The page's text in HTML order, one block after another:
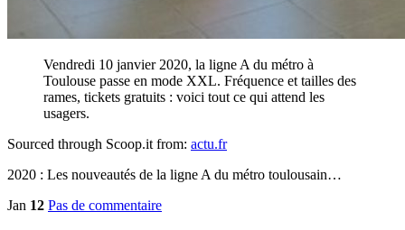
Vendredi 10 janvier 2020, la ligne A du métro à
Toulouse passe en mode XXL. Fréquence et tailles des
rames, tickets gratuits : voici tout ce qui attend les
usagers.
Sourced through Scoop.it from: actu.fr
2020 : Les nouveautés de la ligne A du métro toulousain…
Jan 12 Pas de commentaire